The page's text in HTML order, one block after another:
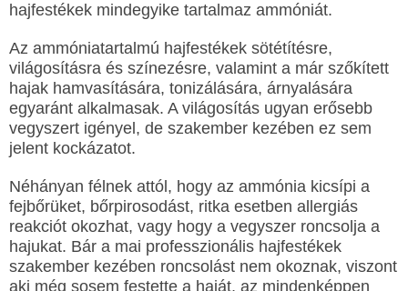
hajfestékek mindegyike tartalmaz ammóniát.
Az ammóniatartalmú hajfestékek sötétítésre,
világosításra és színezésre, valamint a már szőkített
hajak hamvasítására, tonizálására, árnyalására
egyaránt alkalmasak. A világosítás ugyan erősebb
vegyszert igényel, de szakember kezében ez sem
jelent kockázatot.
Néhányan félnek attól, hogy az ammónia kicsípi a
fejbőrüket, bőrpirosodást, ritka esetben allergiás
reakciót okozhat, vagy hogy a vegyszer roncsolja a
hajukat. Bár a mai professzionális hajfestékek
szakember kezében roncsolást nem okoznak, viszont
aki még sosem festette a haját, az mindenképpen